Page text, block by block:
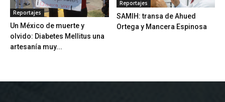
Reportajes
Un México de muerte y
olvido: Diabetes Mellitus una
artesanía muy...
Reportajes
SAMIH: transa de Ahued
Ortega y Mancera Espinosa